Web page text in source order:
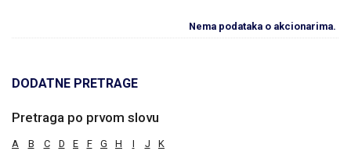
Nema podataka o akcionarima.
DODATNE PRETRAGE
Pretraga po prvom slovu
A B C D E F G H I J K